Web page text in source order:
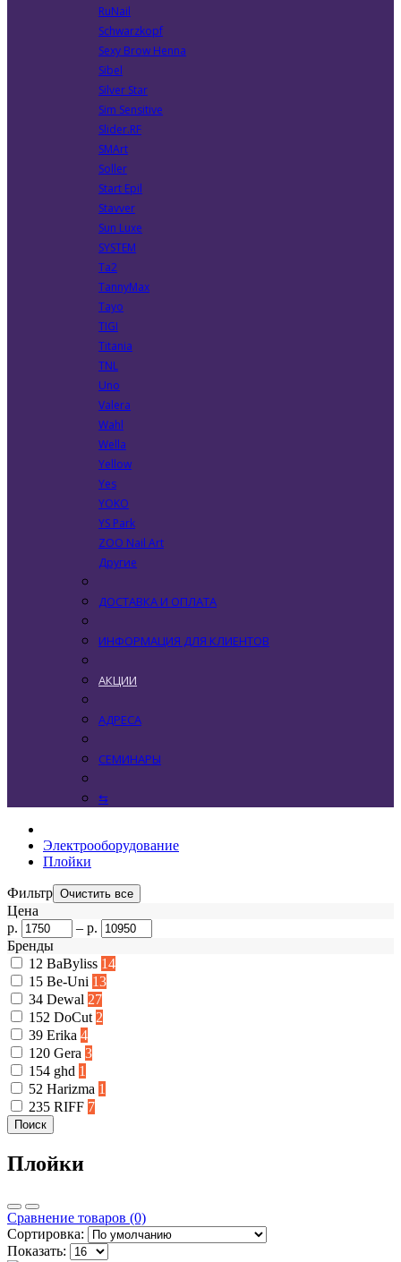
RuNail
Schwarzkopf
Sexy Brow Henna
Sibel
Silver Star
Sim Sensitive
Slider.RF
SMArt
Soller
Start Epil
Stavver
Sun Luxe
SYSTEM
Ta2
TannyMax
Tayo
TIGI
Titania
TNL
Uno
Valera
Wahl
Wella
Yellow
Yes
YOKO
YS Park
ZOO Nail Art
Другие
ДОСТАВКА И ОПЛАТА
ИНФОРМАЦИЯ ДЛЯ КЛИЕНТОВ
АКЦИИ
АДРЕСА
СЕМИНАРЫ
⇆
Электрооборудование
Плойки
Фильтр
Цена
р.
– р.
Бренды
12 BaByliss 14
15 Be-Uni 13
34 Dewal 27
152 DoCut 2
39 Erika 4
120 Gera 3
154 ghd 1
52 Harizma 1
235 RIFF 7
Плойки
Сравнение товаров (0)
Сортировка:
Показать: